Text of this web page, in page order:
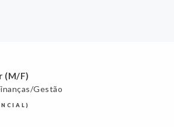
(M/F)
Gestão